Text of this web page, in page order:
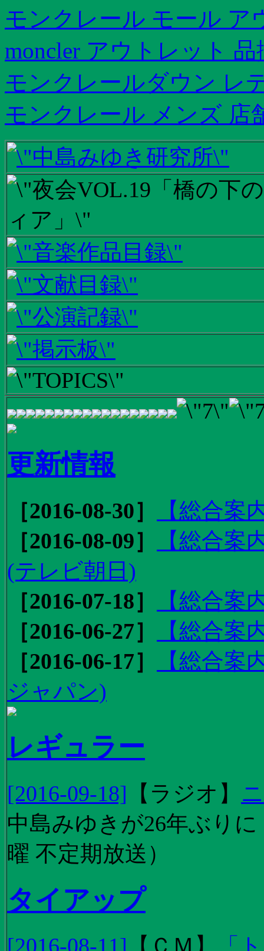
モンクレール モール ア
moncler アウトレット 品
モンクレールダウン レ
モンクレール メンズ 店
更新情報
［2016-08-30］
【総合
［2016-08-09］
【総合
(テレビ朝日)
［2016-07-18］
【総合案
［2016-06-27］
【総合案
［2016-06-17］
【総合
ジャパン)
レギュラー
[2016-09-18] 【 ラジオ 】
中島みゆきが26年ぶり
曜 不定期放送）
タイアップ
[2016-08-11] 【 ＣＭ 】 「